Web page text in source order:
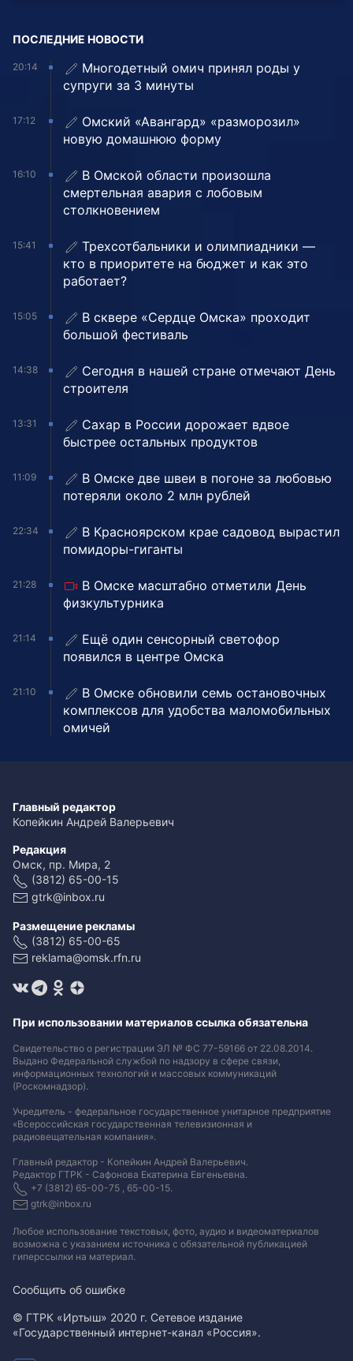
ПОСЛЕДНИЕ НОВОСТИ
20:14
Многодетный омич принял роды у
супруги за 3 минуты
17:12
Омский «Авангард» «разморозил»
новую домашнюю форму
16:10
В Омской области произошла
смертельная авария с лобовым
столкновением
15:41
Трехсотбальники и олимпиадники —
кто в приоритете на бюджет и как это
работает?
15:05
В сквере «Сердце Омска» проходит
большой фестиваль
14:38
Сегодня в нашей стране отмечают День
строителя
13:31
Сахар в России дорожает вдвое
быстрее остальных продуктов
11:09
В Омске две швеи в погоне за любовью
потеряли около 2 млн рублей
22:34
В Красноярском крае садовод вырастил
помидоры-гиганты
21:28
В Омске масштабно отметили День
физкультурника
21:14
Ещё один сенсорный светофор
появился в центре Омска
21:10
В Омске обновили семь остановочных
комплексов для удобства маломобильных
омичей
Главный редактор
Копейкин Андрей Валерьевич
Редакция
Омск, пр. Мира, 2
(3812) 65-00-15
gtrk@inbox.ru
Размещение рекламы
(3812) 65-00-65
reklama@omsk.rfn.ru
При использовании материалов ссылка обязательна
Свидетельство о регистрации ЭЛ № ФС 77-59166 от 22.08.2014.
Выдано Федеральной службой по надзору в сфере связи,
информационных технологий и массовых коммуникаций
(Роскомнадзор).
Учредитель - федеральное государственное унитарное предприятие
«Всероссийская государственная телевизионная и
радиовещательная компания».
Главный редактор - Копейкин Андрей Валерьевич.
Редактор ГТРК - Сафонова Екатерина Евгеньевна.
+7 (3812) 65-00-75 , 65-00-15.
gtrk@inbox.ru
Любое использование текстовых, фото, аудио и видеоматериалов
возможна с указанием источника с обязательной публикацией
гиперссылки на материал.
Сообщить об ошибке
© ГТРК «Иртыш» 2020 г. Сетевое издание
«Государственный интернет-канал «Россия».